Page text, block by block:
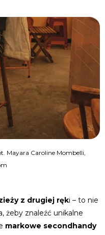
Mayara Caroline Mombelli,
z drugiej ręki – to nie
żeby znaleźć unikalne
markowe secondhandy